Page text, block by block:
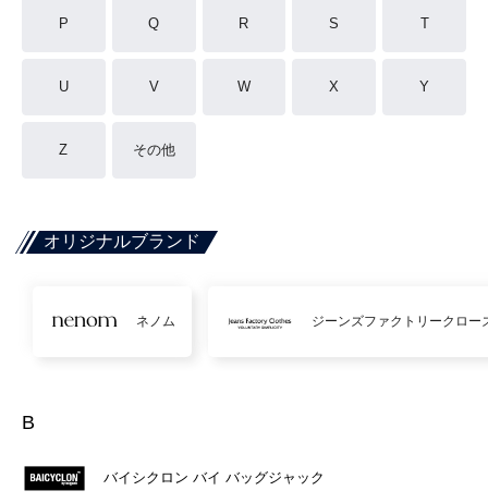
P Q R S T
U V W X Y
Z その他
オリジナルブランド
ネノム ジーンズファクトリークロー
B
バイシクロン バイ バッグジャック